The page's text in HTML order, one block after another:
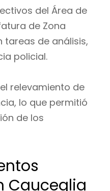
del Área de
de Zona
tareas de análisis,
policial.
relevamiento de
lo que permitió
de los
Cauceglia